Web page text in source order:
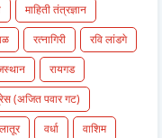
माहिती तंत्रज्ञान
रत्नागिरी
रवि लांडगे
रायगड
(अजित पवार गट)
लातूर वर्धा वाशिम